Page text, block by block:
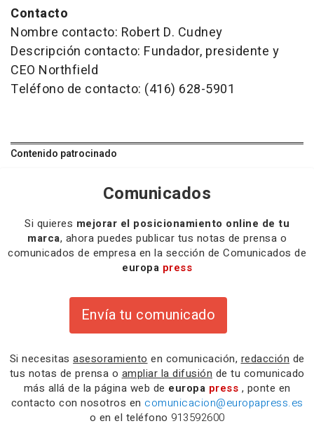
Contacto
Nombre contacto: Robert D. Cudney
Descripción contacto: Fundador, presidente y
CEO Northfield
Teléfono de contacto: (416) 628-5901
Contenido patrocinado
Comunicados
Si quieres mejorar el posicionamiento online de tu
marca, ahora puedes publicar tus notas de prensa o
comunicados de empresa en la sección de Comunicados de
europa press
Envía tu comunicado
Si necesitas asesoramiento en comunicación, redacción de
tus notas de prensa o ampliar la difusión de tu comunicado
más allá de la página web de europa press , ponte en
contacto con nosotros en comunicacion@europapress.es
o en el teléfono 913592600